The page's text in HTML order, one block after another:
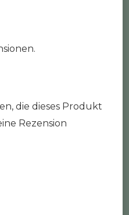
die dieses Produkt
Rezension